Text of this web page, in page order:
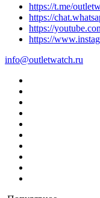
https://t.me/
https://
https://
https://
info@outletwatch.ru